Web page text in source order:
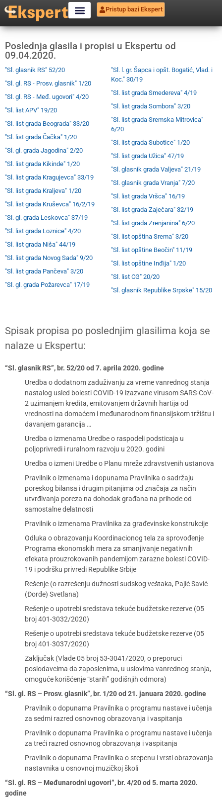
Pristup bazi Ekspert
Poslednja glasila i propisi u Ekspertu od
09.04.2020.
"Sl. glasnik RS" 52/20
"Sl. gl. RS - Prosv. glasnik" 1/20
"Sl. gl. RS - Međ. ugovori" 4/20
"Sl. list APV" 19/20
"Sl. list grada Beograda" 33/20
"Sl. list grada Čačka" 1/20
"Sl. gl. grada Jagodina" 2/20
"Sl. list grada Kikinde" 1/20
"Sl. list grada Kragujevca" 33/19
"Sl. list grada Kraljeva" 1/20
"Sl. list grada Kruševca" 16/2/19
"Sl. gl. grada Leskovca" 37/19
"Sl. list grada Loznice" 4/20
"Sl. list grada Niša" 44/19
"Sl. list grada Novog Sada" 9/20
"Sl. list grada Pančeva" 3/20
"Sl. gl. grada Požarevca" 17/19
"Sl. l. gr. Šapca i opšt. Bogatić, Vlad. i
Koc." 30/19
"Sl. list grada Smedereva" 4/19
"Sl. list grada Sombora" 3/20
"Sl. list grada Sremska Mitrovica"
6/20
"Sl. list grada Subotice" 1/20
"Sl. list grada Užica" 47/19
"Sl. glasnik grada Valjeva" 21/19
"Sl. glasnik grada Vranja" 7/20
"Sl. list grada Vršca" 16/19
"Sl. list grada Zaječara" 32/19
"Sl. list grada Zrenjanina" 6/20
"Sl. list opština Srema" 3/20
"Sl. list opštine Beočin" 11/19
"Sl. list opštine Inđija" 1/20
"Sl. list CG" 20/20
"Sl. glasnik Republike Srpske" 15/20
Spisak propisa po poslednjim glasilima koja se
nalaze u Ekspertu:
“Sl. glasnik RS”, br. 52/20 od 7. aprila 2020. godine
Uredba o dodatnom zaduživanju za vreme vanrednog stanja
nastalog usled bolesti COVID-19 izazvane virusom SARS-CoV-
2 uzimanjem kredita, emitovanjem državnih hartija od
vrednosti na domaćem i međunarodnom finansijskom tržištu i
davanjem garancija …
Uredba o izmenama Uredbe o raspodeli podsticaja u
poljoprivredi i ruralnom razvoju u 2020. godini
Uredba o izmeni Uredbe o Planu mreže zdravstvenih ustanova
Pravilnik o izmenama i dopunama Pravilnika o sadržaju
poreskog bilansa i drugim pitanjima od značaja za način
utvrđivanja poreza na dohodak građana na prihode od
samostalne delatnosti
Pravilnik o izmenama Pravilnika za građevinske konstrukcije
Odluka o obrazovanju Koordinacionog tela za sprovođenje
Programa ekonomskih mera za smanjivanje negativnih
efekata prouzrokovanih pandemijom zarazne bolesti COVID-
19 i podršku privredi Republike Srbije
Rešenje (o razrešenju dužnosti sudskog veštaka, Pajić Savić
(Đorđe) Svetlana)
Rešenje o upotrebi sredstava tekuće budžetske rezerve (05
broj 401-3032/2020)
Rešenje o upotrebi sredstava tekuće budžetske rezerve (05
broj 401-3037/2020)
Zaključak (Vlade 05 broj 53-3041/2020, o preporuci
poslodavcima da zaposlenima, u uslovima vanrednog stanja,
omoguće korišćenje “starih” godišnjih odmora)
“Sl. gl. RS – Prosv. glasnik”, br. 1/20 od 21. januara 2020. godine
Pravilnik o dopunama Pravilnika o programu nastave i učenja
za sedmi razred osnovnog obrazovanja i vaspitanja
Pravilnik o dopunama Pravilnika o programu nastave i učenja
za treći razred osnovnog obrazovanja i vaspitanja
Pravilnik o dopunama Pravilnika o stepenu i vrsti obrazovanja
nastavnika u osnovnoj muzičkoj školi
“Sl. gl. RS – Međunarodni ugovori”, br. 4/20 od 5. marta 2020.
godine